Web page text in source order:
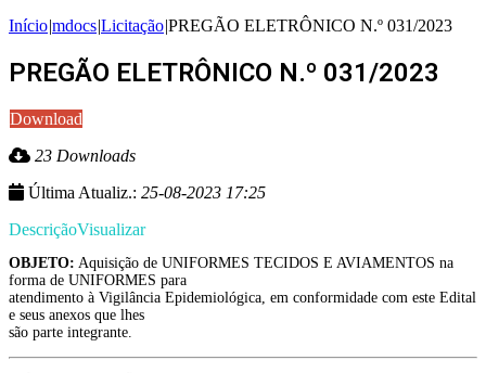
Início|mdocs|Licitação|PREGÃO ELETRÔNICO N.º 031/2023
PREGÃO ELETRÔNICO N.º 031/2023
Download
23 Downloads
Última Atualiz.: 25-08-2023 17:25
DescriçãoVisualizar
OBJETO: Aquisição de UNIFORMES TECIDOS E AVIAMENTOS na
forma de UNIFORMES para
atendimento à Vigilância Epidemiológica, em conformidade com este Edital
e seus anexos que lhes
são parte integrante.